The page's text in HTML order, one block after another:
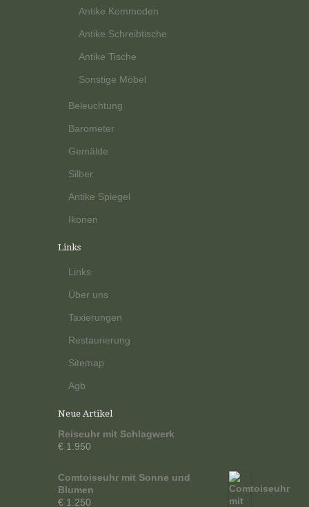
Antike Kommoden
Antike Schreibtische
Antike Tische
Sonstige Möbel
Beleuchtung
Barometer
Gemälde
Silber
Antike Spiegel
Ikonen
Links
Links
Über uns
Taxierungen
Restaurierung
Sitemap
Agb
Neue Artikel
Reiseuhr mit Schlagwerk
€ 1.950
Comtoiseuhr mit Sonne und
Blumen
€ 1.250